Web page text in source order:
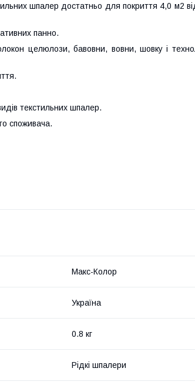
шпалер достатньо для покриття 4,0 м2
панно.
целюлози, бавовни, вовни, шовку і
текстильних шпалер.
споживача.
Макс-Колор
Україна
0.8 кг
Рідкі шпалери